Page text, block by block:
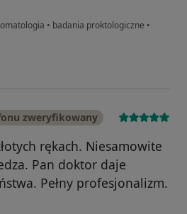
• badania proktologiczne •
zweryfikowany
rękach. Niesamowite
Pan doktor daje
Pełny profesjonalizm.